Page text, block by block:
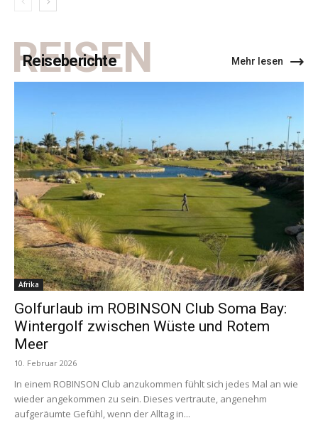
Reiseberichte
REISEN Mehr lesen
Afrika
Golfurlaub im ROBINSON Club Soma Bay:
Wintergolf zwischen Wüste und Rotem
Meer
10. Februar 2026
In einem ROBINSON Club anzukommen fühlt sich jedes Mal an wie
wieder angekommen zu sein. Dieses vertraute, angenehm
aufgeräumte Gefühl, wenn der Alltag in...